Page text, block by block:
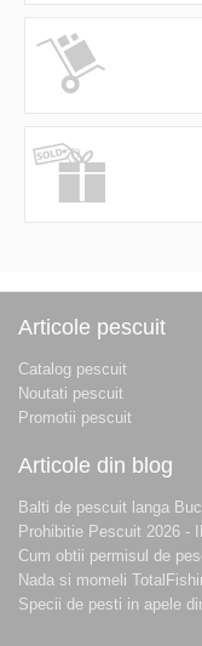
Articole pescuit
Catalog pescuit
Noutati pescuit
Promotii pescuit
Articole din blog
Balti de pescuit langa
Prohibitie Pescuit 2026 -
Cum obtii permisul de
Nada si momeli
Specii de pesti in apele